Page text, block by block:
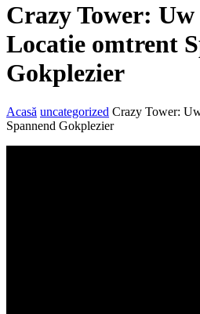
Crazy Tower:
Locatie omtrent
Gokplezier
Acasă uncategorized Crazy Tower:
Spannend Gokplezier